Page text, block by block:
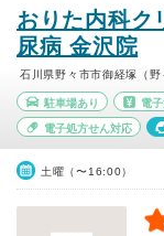
おりた内科ク
尿病 金沢院
石川県野々市市御経塚（野
駐車場あり 電
電子処方せん対応
土曜（〜16:00）